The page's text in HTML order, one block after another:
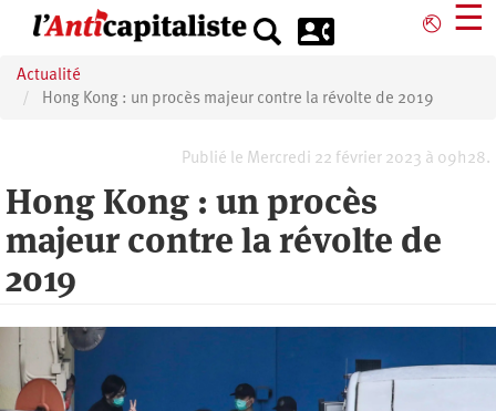
principal
⎋ ☰
Actualité
Hong Kong : un procès majeur contre la révolte de 2019
Publié le Mercredi 22 février 2023 à 09h28.
Hong Kong : un procès
majeur contre la révolte de
2019